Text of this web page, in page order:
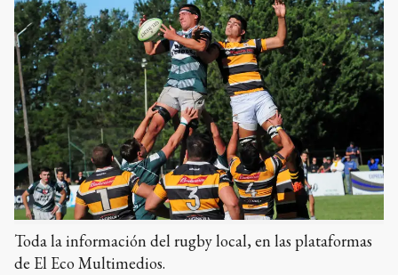
Toda la información del rugby local, en las plataformas
de El Eco Multimedios.